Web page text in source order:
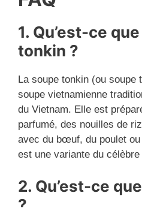
1. Qu’est-ce
tonkin ?
La soupe tonkin (ou soupe
soupe vietnamienne
du Vietnam. Elle est
parfumé, des nouilles de
avec du bœuf, du poulet
est une variante du
2. Qu’est-ce